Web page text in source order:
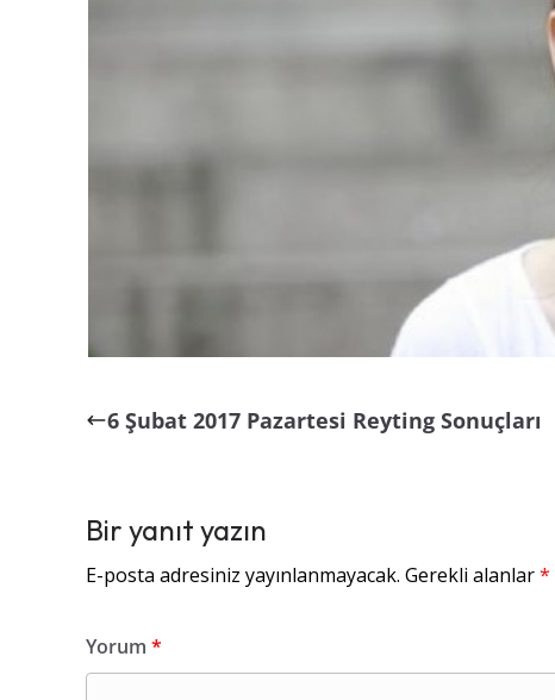
6 Şubat 2017 Pazartesi Reyting Sonuçları
Bir yanıt yazın
E-posta adresiniz yayınlanmayacak. Gerekli alanlar*
Yorum *